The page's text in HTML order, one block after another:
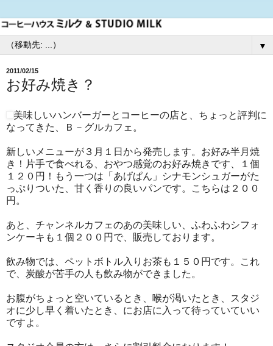
▼
2011/02/15
お好み焼き？
美味しいハンバーガーとコーヒーの店と、ちょっと評判に
なってきた、Ｂ－グルカフェ。
新しいメニューが３月１日から発売します。お好み半月焼
き！片手で食べれる、おやつ感覚のお好み焼きです、１個
１２０円！もう一つは「あげぱん」シナモンシュガーがた
っぷりついた、甘く香りの良いパンです。こちらは２００
円。
あと、チャンネルカフェのあの美味しい、ふわふわシフォ
ンケーキも１個２００円で、販売しております。
飲み物では、ペットボトル入りお茶も１５０円です。これ
で、炭酸が苦手の人も飲み物ができました。
お腹がちょっと空いているとき、喉が渇いたとき、スタジ
オに少し早く着いたとき、にお店に入って待っていていい
ですよ。